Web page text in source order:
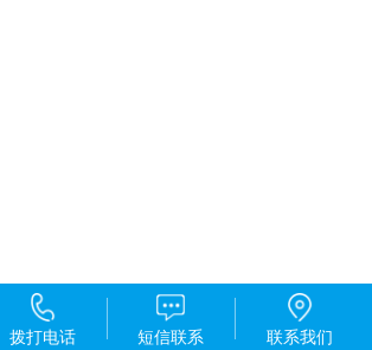
拨打电话 短信联系 联系我们